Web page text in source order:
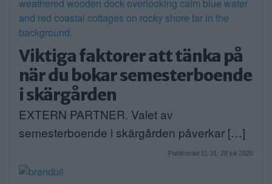
Viktiga faktorer att tänka på
när du bokar semesterboende
i skärgården
EXTERN PARTNER. Valet av
semesterboende i skärgården påverkar […]
Publicerad 11:31, 28 juli 2026